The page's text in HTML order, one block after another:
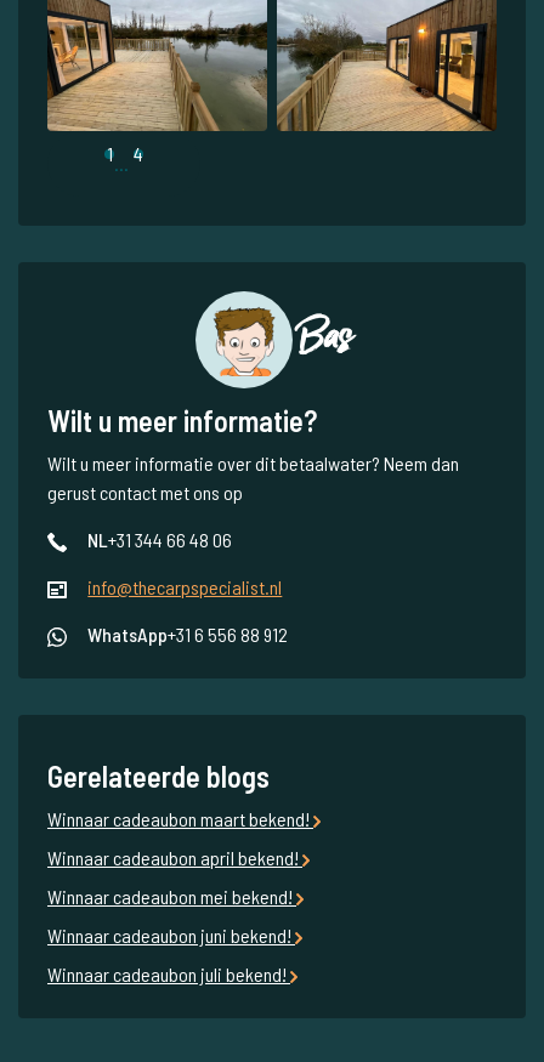
1... 4
Bas
Wilt u meer informatie?
Wilt u meer informatie over dit betaalwater? Neem dan
gerust contact met ons op
NL+31 344 66 48 06
info@thecarpspecialist.nl
WhatsApp+31 6 556 88 912
Gerelateerde blogs
Winnaar cadeaubon maart bekend!
Winnaar cadeaubon april bekend!
Winnaar cadeaubon mei bekend!
Winnaar cadeaubon juni bekend!
Winnaar cadeaubon juli bekend!